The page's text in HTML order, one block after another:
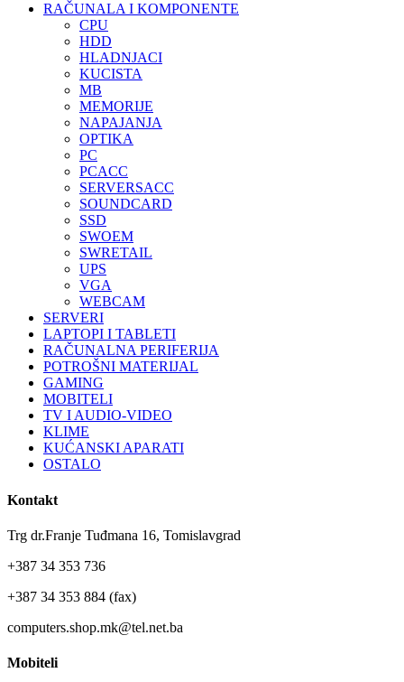
RAČUNALA I KOMPONENTE
CPU
HDD
HLADNJACI
KUCISTA
MB
MEMORIJE
NAPAJANJA
OPTIKA
PC
PCACC
SERVERSACC
SOUNDCARD
SSD
SWOEM
SWRETAIL
UPS
VGA
WEBCAM
SERVERI
LAPTOPI I TABLETI
RAČUNALNA PERIFERIJA
POTROŠNI MATERIJAL
GAMING
MOBITELI
TV I AUDIO-VIDEO
KLIME
KUĆANSKI APARATI
OSTALO
Kontakt
Trg dr.Franje Tuđmana 16, Tomislavgrad
+387 34 353 736
+387 34 353 884 (fax)
computers.shop.mk@tel.net.ba
Mobiteli